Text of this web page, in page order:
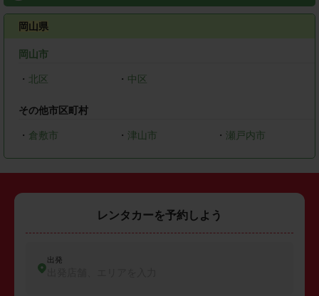
岡山県
岡山市
・ 北区 ・ 中区
その他市区町村
・ 倉敷市 ・ 津山市 ・瀬戸内市
レンタカーを予約しよう
出発